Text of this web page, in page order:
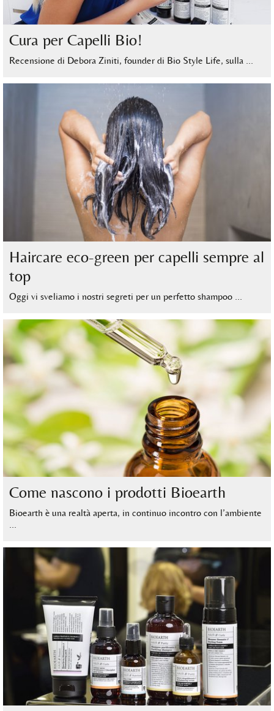
Cura per Capelli Bio!
Recensione di Debora Ziniti, founder di Bio Style Life, sulla …
Haircare eco-green per capelli sempre al
top
Oggi vi sveliamo i nostri segreti per un perfetto shampoo …
Come nascono i prodotti Bioearth
Bioearth è una realtà aperta, in continuo incontro con l’ambiente
…